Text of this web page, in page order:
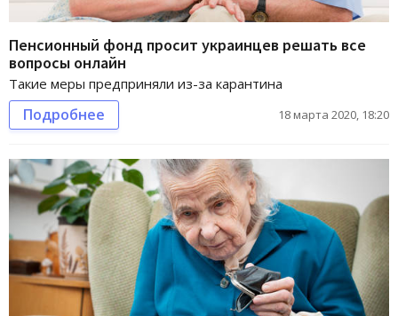
Пенсионный фонд просит украинцев решать все
вопросы онлайн
Такие меры предприняли из-за карантина
Подробнее 18 марта 2020, 18:20